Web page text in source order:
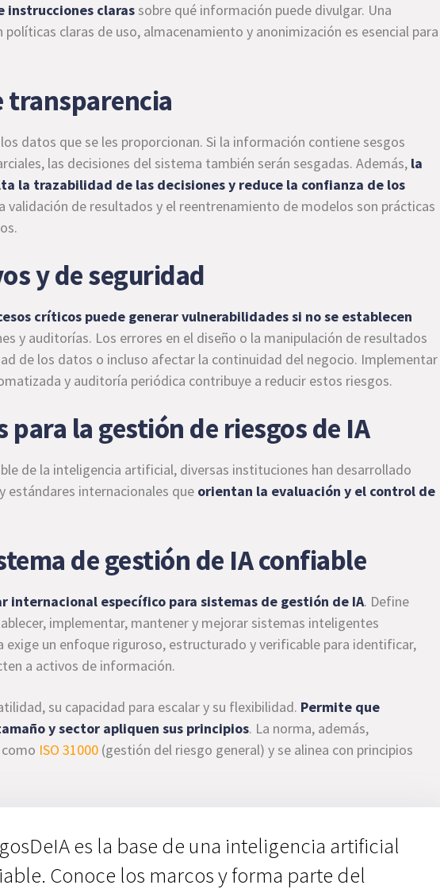
instrucciones clarassobre qué información puede divulgar. Una
claras de uso, almacenamiento y anonimización es esencial para
transparencia
datos que se les proporcionan. Si la información contiene sesgos
las decisiones del sistema también serán sesgadas. Además, la
la trazabilidad de las decisiones y reduce la confianza de los
validación de resultados y el reentrenamiento de modelos son prácticas
y de seguridad
críticos puede generar vulnerabilidades si no se establecen
y auditorías. Los errores en el diseño o la manipulación de resultados
de los datos o incluso afectar la continuidad del negocio. Implementar
y auditoría periódica contribuye a reducir estos riesgos.
para la gestión de riesgos de IA
de la inteligencia artificial, diversas instituciones han desarrollado
estándares internacionales que orientan la evaluación y el control de
de gestión de IA confiable
internacional específico para sistemas de gestión de IA. Define
implementar, mantener y mejorar sistemas inteligentes
exige un enfoque riguroso, estructurado y verificable para identificar,
a activos de información.
su capacidad para escalar y su flexibilidad. Permite que
y sector apliquen sus principios. La norma, además,
ISO 31000 (gestión del riesgo general) y se alinea con principios
es la base de una inteligencia artificial
Conoce los marcos y forma parte del